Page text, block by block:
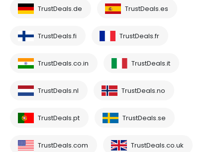
TrustDeals.de TrustDeals.es
TrustDeals.fi TrustDeals.fr
TrustDeals.co.in TrustDeals.it
TrustDeals.nl TrustDeals.no
TrustDeals.pt TrustDeals.se
TrustDeals.com TrustDeals.co.uk